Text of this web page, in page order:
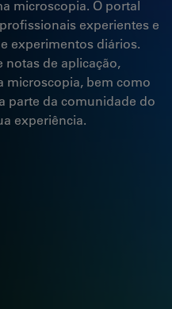
microscopia. O portal
experientes e
experimentos diários.
notas de aplicação,
microscopia, bem como
parte da comunidade do
experiência.